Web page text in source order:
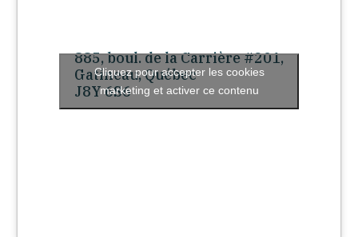
885, boul. de la Carrière #201,
Gatineau, Québec
J8Y 6S6
Cliquez pour accepter les cookies
marketing et activer ce contenu